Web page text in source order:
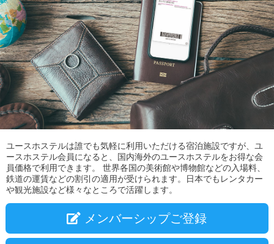
ユースホステルは誰でも気軽に利用いただける宿泊施設ですが、ユ
ースホステル会員になると、国内海外のユースホステルをお得な会
員価格で利用できます。 世界各国の美術館や博物館などの入場料、
鉄道の運賃などの割引の適用が受けられます。日本でもレンタカー
や観光施設など様々なところで活躍します。
メンバーシップご登録